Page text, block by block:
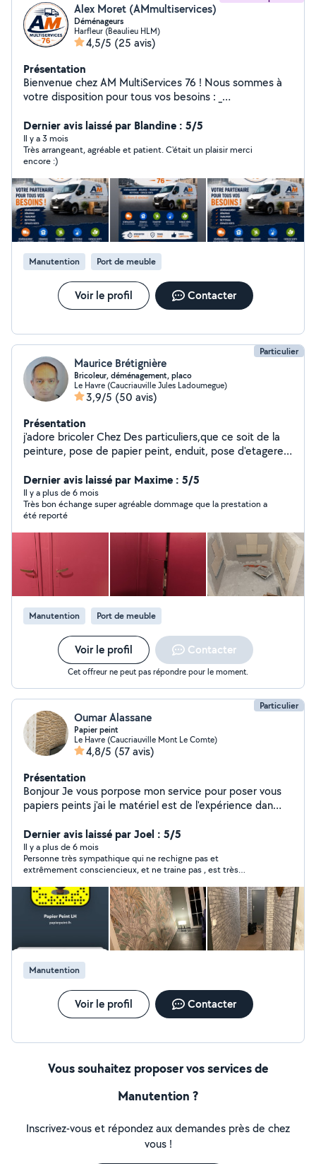
Alex Moret (AMmultiservices)
Déménageurs
Harfleur (Beaulieu HLM)
4,5/5 (25 avis)
Présentation
Bienvenue chez AM MultiServices 76 ! Nous sommes à
votre disposition pour tous vos besoins : _
chargement et déchargerment, Transport de meubles
colis ect ..., Débarras de maisons, caves, greniers,
garages et jardins, Nettoyage intérieur et extérieur,
espaces verts , Le Havre et alentours (76) Contactez-
nous dès aujourd'hui pour un devis gratuit !
Dernier avis laissé par Blandine : 5/5
Il y a 3 mois
Très arrangeant, agréable et patient. C'était un plaisir merci
encore :)
Manutention Port de meuble
Voir le profil Contacter
Particulier
Maurice Brétignière
Bricoleur, déménagement, placo
Le Havre (Caucriauville Jules Ladoumegue)
3,9/5 (50 avis)
Présentation
j'adore bricoler Chez Des particuliers,que ce soit de la
peinture, pose de papier peint, enduit, pose d'etageres,
demenagement., montage et démontage de meubles,
manutentions diverses , sorties et gardes de chien ou
chat, placoplâtre, carrelage
Dernier avis laissé par Maxime : 5/5
Il y a plus de 6 mois
Très bon échange super agréable dommage que la prestation a
été reporté
Manutention Port de meuble
Voir le profil Contacter
Cet offreur ne peut pas répondre pour le moment.
Particulier
Oumar Alassane
Papier peint
Le Havre (Caucriauville Mont Le Comte)
4,8/5 (57 avis)
Présentation
Bonjour Je vous porpose mon service pour poser vous
papiers peints j'ai le matériel est de l'expérience dan
renseignements veuillez me contacter par message
privé
Dernier avis laissé par Joel : 5/5
Il y a plus de 6 mois
Personne très sympathique qui ne rechigne pas et
extrêmement consciencieux, et ne traine pas , est très
Je les recommande à 100 pour 100.Merci encore à eux
Manutention
Voir le profil Contacter
Vous souhaitez proposer vos services de
Manutention ?
Inscrivez-vous et répondez aux demandes près de chez
vous !